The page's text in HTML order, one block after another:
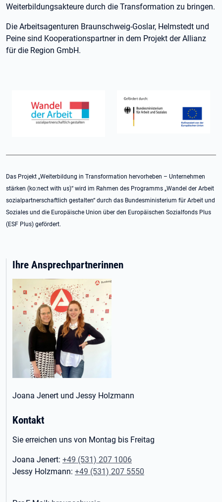
Weiterbildungsakteure durch die Transformation zu bringen.
Die Arbeitsagenturen Braunschweig-Goslar, Helmstedt und
Peine sind Kooperationspartner in dem Projekt der Allianz
für die Region GmbH.
Das Projekt „Weiterbildung in Transformation hervorheben – Unternehmen
stärken (ko:nect with us)“ wird im Rahmen des Programms „Wandel der Arbeit
sozialpartnerschaftlich gestalten“ durch das Bundesministerium für Arbeit und
Soziales und die Europäische Union über den Europäischen Sozialfonds Plus
(ESF Plus) gefördert.
Ihre Ansprechpartnerinnen
Joana Jenert und Jessy Holzmann
Kontakt
Sie erreichen uns von Montag bis Freitag
Joana Jenert: +49 (531) 207 1006
Jessy Holzmann: +49 (531) 207 5550